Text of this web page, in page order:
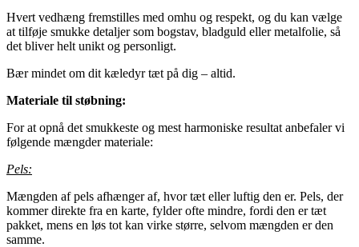
Hvert vedhæng fremstilles med omhu og respekt, og du kan vælge
at tilføje smukke detaljer som bogstav, bladguld eller metalfolie, så
det bliver helt unikt og personligt.
Bær mindet om dit kæledyr tæt på dig – altid.
Materiale til støbning:
For at opnå det smukkeste og mest harmoniske resultat anbefaler vi
følgende mængder materiale:
Pels:
Mængden af pels afhænger af, hvor tæt eller luftig den er. Pels, der
kommer direkte fra en karte, fylder ofte mindre, fordi den er tæt
pakket, mens en løs tot kan virke større, selvom mængden er den
samme.